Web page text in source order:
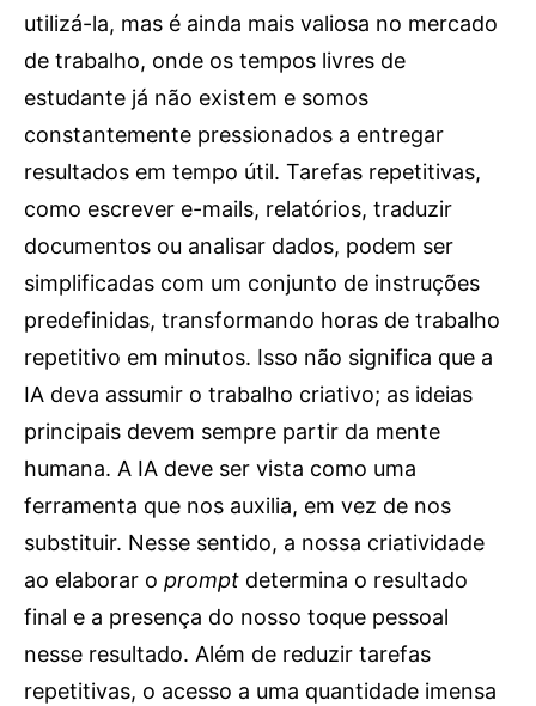
utilizá-la, mas é ainda mais valiosa no mercado
de trabalho, onde os tempos livres de
estudante já não existem e somos
constantemente pressionados a entregar
resultados em tempo útil. Tarefas repetitivas,
como escrever e-mails, relatórios, traduzir
documentos ou analisar dados, podem ser
simplificadas com um conjunto de instruções
predefinidas, transformando horas de trabalho
repetitivo em minutos. Isso não significa que a
IA deva assumir o trabalho criativo; as ideias
principais devem sempre partir da mente
humana. A IA deve ser vista como uma
ferramenta que nos auxilia, em vez de nos
substituir. Nesse sentido, a nossa criatividade
ao elaborar o prompt determina o resultado
final e a presença do nosso toque pessoal
nesse resultado. Além de reduzir tarefas
repetitivas, o acesso a uma quantidade imensa